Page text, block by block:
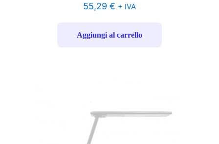
55,29 € + IVA
Aggiungi al carrello